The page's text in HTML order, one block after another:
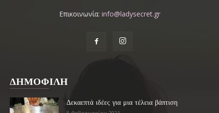
Επικοινωνία: info@ladysecret.gr
ΔΗΜΟΦΙΛΗ
Δεκαεπτά ιδέες για μια τέλεια βάπτιση